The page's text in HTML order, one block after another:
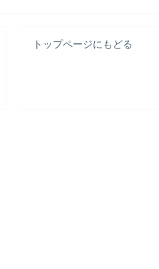
トップページにもどる